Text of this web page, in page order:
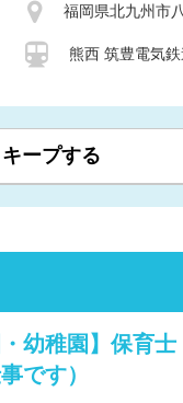
福岡県北九州市
熊西 筑豊電気
キープする
・幼稚園】保育
です）